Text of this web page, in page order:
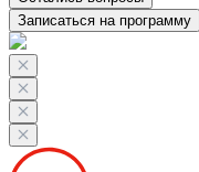
Записаться на программу